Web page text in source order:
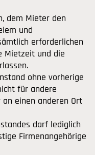
dem Mieter den
und
erforderlichen
Mietzeit und die
ohne vorherige
für andere
einen anderen Ort
darf lediglich
Firmenangehörige